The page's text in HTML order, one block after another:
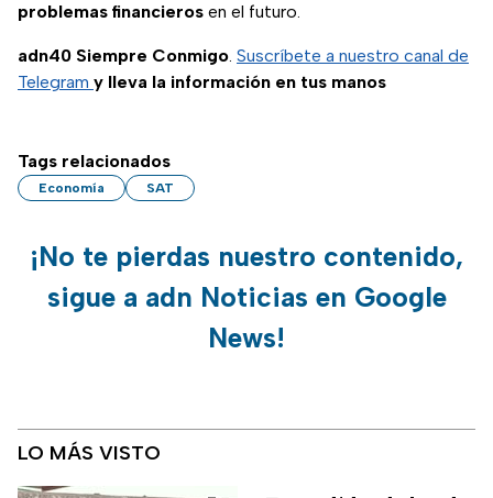
problemas financieros en el futuro.
adn40 Siempre Conmigo. Suscríbete a nuestro canal de
Telegram y lleva la información en tus manos
Tags relacionados
Economía SAT
¡No te pierdas nuestro contenido,
sigue a adn Noticias en Google
News!
LO MÁS VISTO